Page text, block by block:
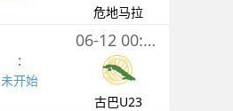
危地马拉
:
未开始
06-12 00:30
古巴U23